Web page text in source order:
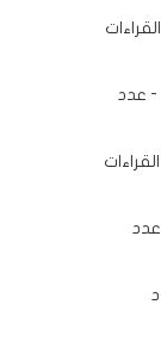
- عدد